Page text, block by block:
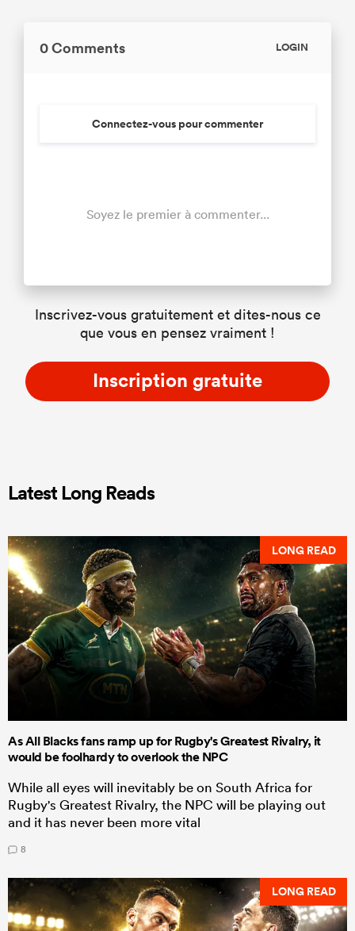
0 Comments LOGIN
Connectez-vous pour commenter
Soyez le premier à commenter...
Inscrivez-vous gratuitement et dites-nous ce
que vous en pensez vraiment !
Inscription gratuite
Latest Long Reads
LONG READ
As All Blacks fans ramp up for Rugby's Greatest Rivalry, it
would be foolhardy to overlook the NPC
While all eyes will inevitably be on South Africa for
Rugby's Greatest Rivalry, the NPC will be playing out
and it has never been more vital
8
LONG READ